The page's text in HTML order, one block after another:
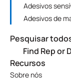
Adesivos
Adesivos de
Pesquisar
Find Rep or
Recursos
Sobre nós